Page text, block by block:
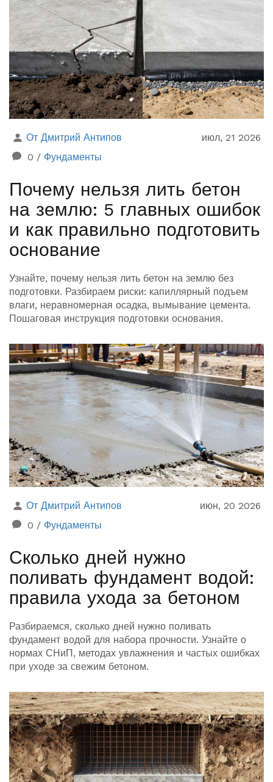
От Дмитрий Антипов
июл, 21 2026
0 / Фундаменты
Почему нельзя лить бетон
на землю: 5 главных ошибок
и как правильно подготовить
основание
Узнайте, почему нельзя лить бетон на землю без
подготовки. Разбираем риски: капиллярный подъем
влаги, неравномерная осадка, вымывание цемента.
Пошаговая инструкция подготовки основания.
От Дмитрий Антипов
июн, 20 2026
0 / Фундаменты
Сколько дней нужно
поливать фундамент водой:
правила ухода за бетоном
Разбираемся, сколько дней нужно поливать
фундамент водой для набора прочности. Узнайте о
нормах СНиП, методах увлажнения и частых ошибках
при уходе за свежим бетоном.